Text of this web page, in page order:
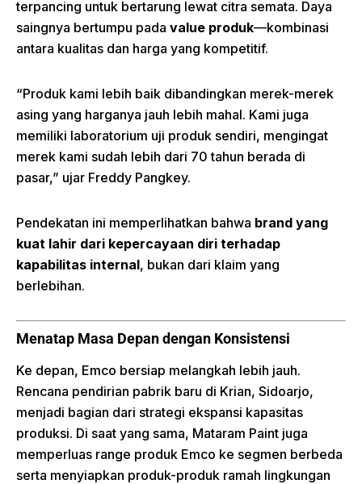
terpancing untuk bertarung lewat citra semata. Daya
saingnya bertumpu pada value produk—kombinasi
antara kualitas dan harga yang kompetitif.
“Produk kami lebih baik dibandingkan merek-merek
asing yang harganya jauh lebih mahal. Kami juga
memiliki laboratorium uji produk sendiri, mengingat
merek kami sudah lebih dari 70 tahun berada di
pasar,” ujar Freddy Pangkey.
Pendekatan ini memperlihatkan bahwa brand yang
kuat lahir dari kepercayaan diri terhadap
kapabilitas internal, bukan dari klaim yang
berlebihan.
Menatap Masa Depan dengan Konsistensi
Ke depan, Emco bersiap melangkah lebih jauh.
Rencana pendirian pabrik baru di Krian, Sidoarjo,
menjadi bagian dari strategi ekspansi kapasitas
produksi. Di saat yang sama, Mataram Paint juga
memperluas range produk Emco ke segmen berbeda
serta menyiapkan produk-produk ramah lingkungan